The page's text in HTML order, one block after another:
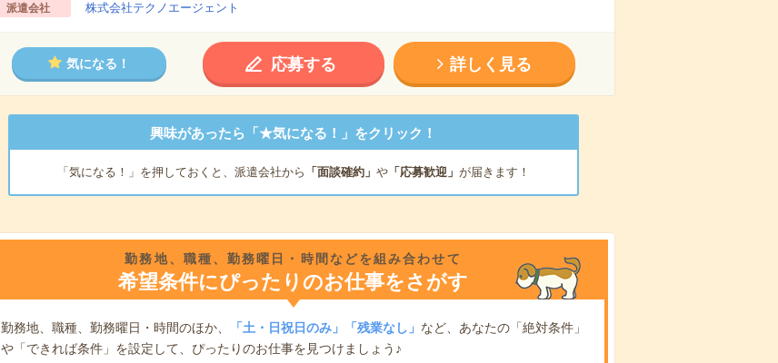
派遣会社 株式会社テクノエージェント
気になる！ 応募する 詳しく見る
興味があったら「★気になる！」をクリック！
「気になる！」を押しておくと、派遣会社から 「面談確約」 や「応募歓迎」 が届きます！
勤務地、職種、勤務曜日・時間などを組み合わせて
希望条件にぴったりのお仕事をさがす
勤務地、職種、勤務曜日・時間のほか、 「土・日祝日のみ」「残業なし」 など、あなたの「絶対条件」
や「できれば条件」を設定して、ぴったりのお仕事を見つけましょう♪